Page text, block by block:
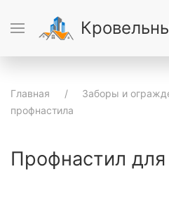
Главная Заборы и
профнастила
Профнастил для